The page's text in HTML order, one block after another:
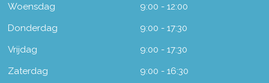
Woensdag
9:00 - 12:00
Donderdag
9:00 - 17:30
Vrijdag
9:00 - 17:30
Zaterdag
9:00 - 16:30